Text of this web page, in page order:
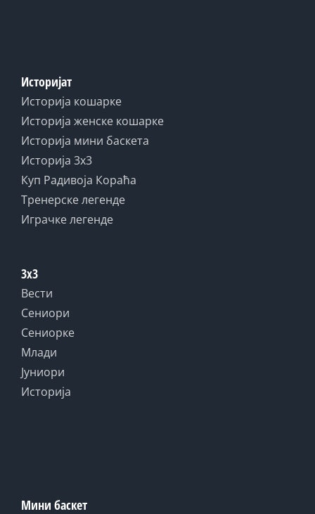
Историјат
Историја кошарке
Историја женске кошарке
Историја мини баскета
Историја 3x3
Куп Радивоја Кораћа
Тренерске легенде
Играчке легенде
3x3
Вести
Сениори
Сениорке
Млади
Јуниори
Историја
Мини баскет